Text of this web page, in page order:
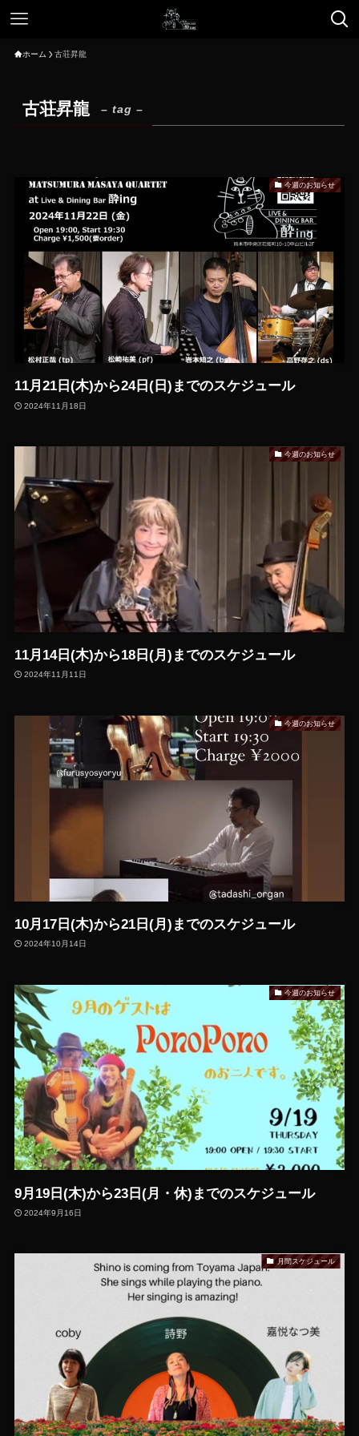
ホーム 古荘昇龍
古荘昇龍 – tag –
今週のお知らせ
11月21日(木)から24日(日)までのスケジュール
2024年11月18日
今週のお知らせ
11月14日(木)から18日(月)までのスケジュール
2024年11月11日
今週のお知らせ
10月17日(木)から21日(月)までのスケジュール
2024年10月14日
今週のお知らせ
9月19日(木)から23日(月・休)までのスケジュール
2024年9月16日
月間スケジュール